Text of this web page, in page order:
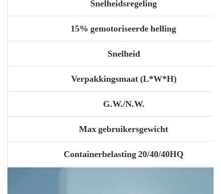
Snelheidsregeling
15% gemotoriseerde helling
Snelheid
Verpakkingsmaat (L*W*H)
G.W./N.W.
Max gebruikersgewicht
Containerbelasting 20/40/40HQ